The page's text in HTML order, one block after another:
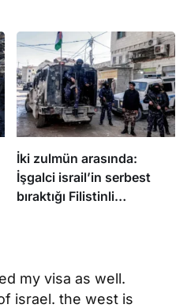
söyledi
İki zulmün arasında:
İşgalci israil’in serbest
bıraktığı Filistinli
my visa as well.
israel. the west is